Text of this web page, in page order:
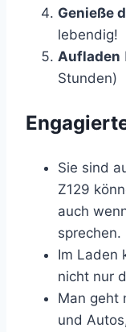
Genieße
lebendig!
Aufladen
Stunden)
Sie sind
Z129
auch
sprechen.
Im Laden
nicht nur
Man geht
und